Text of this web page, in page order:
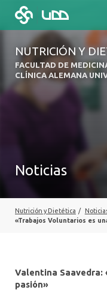
NUTRICIÓN Y
FACULTAD DE
CLÍNICA ALEMANA
Noticias
Nutrición y Dietética /
«Trabajos Voluntarios es
Valentina Saavedra:
pasión»